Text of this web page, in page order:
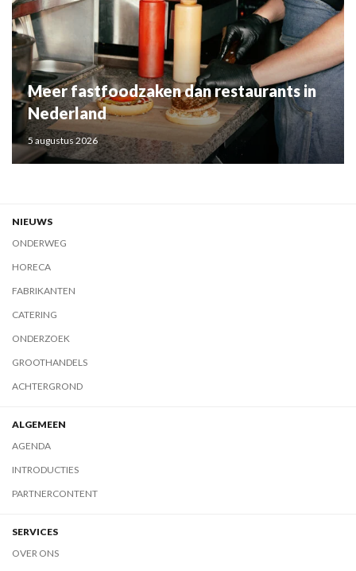
Meer fastfoodzaken dan restaurants in
Nederland
5 augustus 2026
NIEUWS
ONDERWEG
HORECA
FABRIKANTEN
CATERING
ONDERZOEK
GROOTHANDELS
ACHTERGROND
ALGEMEEN
AGENDA
INTRODUCTIES
PARTNERCONTENT
SERVICES
OVER ONS